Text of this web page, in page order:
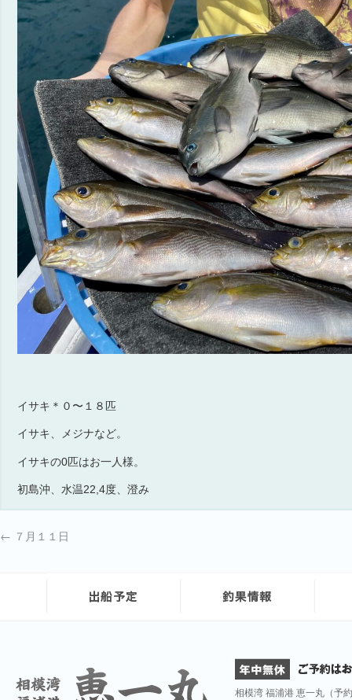
イサキ＊０〜１８匹
イサキ、メジナなど。
イサキの0匹はお一人様。
初島沖、水温22,4度、澄み
← ７月１１日
相模湾 福浦港 恵一丸（予